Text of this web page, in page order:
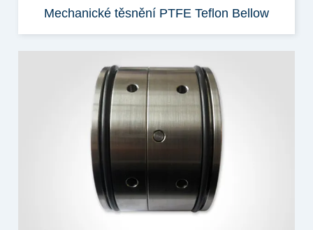
Mechanické těsnění PTFE Teflon Bellow